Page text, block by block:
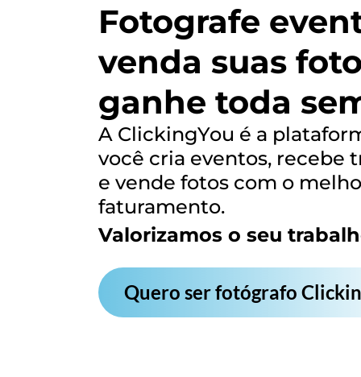
Fotografe
venda suas
ganhe toda
A ClickingYou é a
você cria eventos, recebe
e vende fotos com o
faturamento.
Valorizamos o seu
Quero ser fotógrafo